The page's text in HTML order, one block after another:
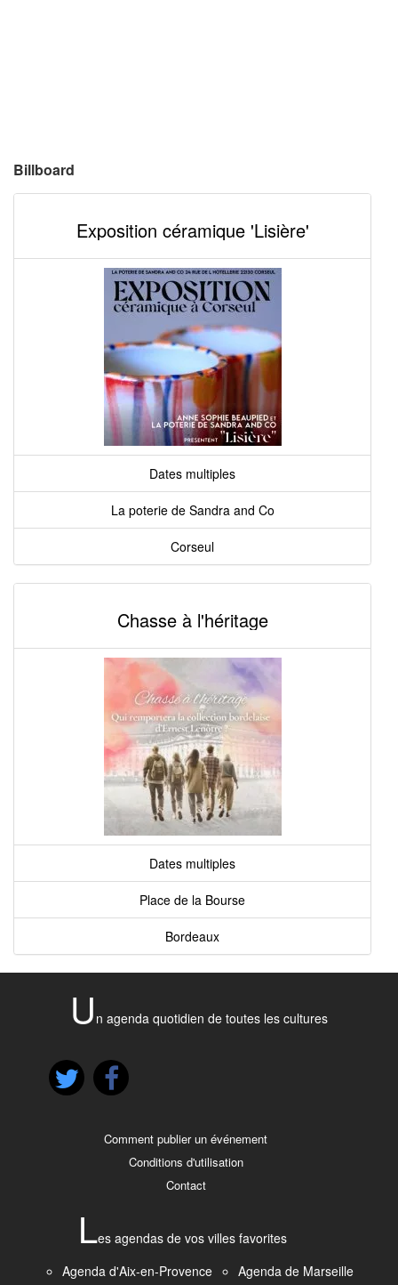
Billboard
Exposition céramique 'Lisière'
Dates multiples
La poterie de Sandra and Co
Corseul
Chasse à l'héritage
Dates multiples
Place de la Bourse
Bordeaux
U n agenda quotidien de toutes les cultures
Comment publier un événement
Conditions d'utilisation
Contact
Les agendas de vos villes favorites
Agenda d'Aix-en-Provence
Agenda de Marseille